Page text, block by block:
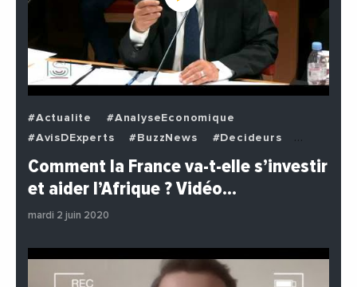
#Actualite
#AnalyseEconomique
#AvisDExperts
#BuzzNews
#Decideurs
#EchangesMediterraneens
#Economie
#Politique
Comment la France va-t-elle s’investir
et aider l’Afrique ? Vidéo…
mardi 2 juin 2020